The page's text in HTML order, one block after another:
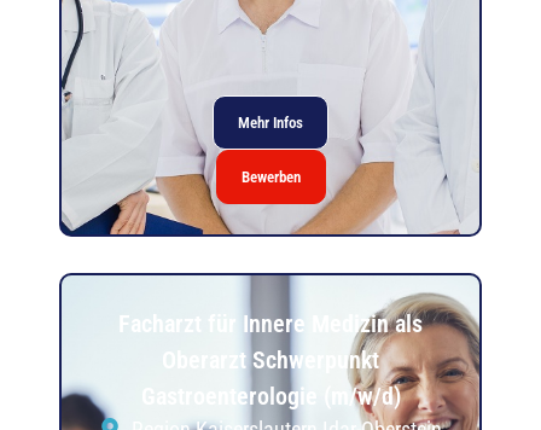
Mehr Infos
Bewerben
Facharzt für Innere Medizin als
Oberarzt Schwerpunkt
Gastroenterologie (m/w/d)